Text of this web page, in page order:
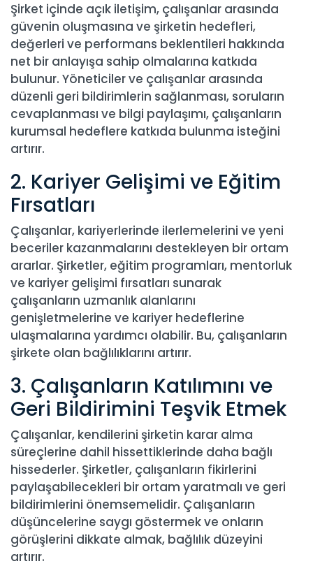
Şirket içinde açık iletişim, çalışanlar arasında
güvenin oluşmasına ve şirketin hedefleri,
değerleri ve performans beklentileri hakkında
net bir anlayışa sahip olmalarına katkıda
bulunur. Yöneticiler ve çalışanlar arasında
düzenli geri bildirimlerin sağlanması, soruların
cevaplanması ve bilgi paylaşımı, çalışanların
kurumsal hedeflere katkıda bulunma isteğini
artırır.
2. Kariyer Gelişimi ve Eğitim
Fırsatları
Çalışanlar, kariyerlerinde ilerlemelerini ve yeni
beceriler kazanmalarını destekleyen bir ortam
ararlar. Şirketler, eğitim programları, mentorluk
ve kariyer gelişimi fırsatları sunarak
çalışanların uzmanlık alanlarını
genişletmelerine ve kariyer hedeflerine
ulaşmalarına yardımcı olabilir. Bu, çalışanların
şirkete olan bağlılıklarını artırır.
3. Çalışanların Katılımını ve
Geri Bildirimini Teşvik Etmek
Çalışanlar, kendilerini şirketin karar alma
süreçlerine dahil hissettiklerinde daha bağlı
hissederler. Şirketler, çalışanların fikirlerini
paylaşabilecekleri bir ortam yaratmalı ve geri
bildirimlerini önemsemelidir. Çalışanların
düşüncelerine saygı göstermek ve onların
görüşlerini dikkate almak, bağlılık düzeyini
artırır.